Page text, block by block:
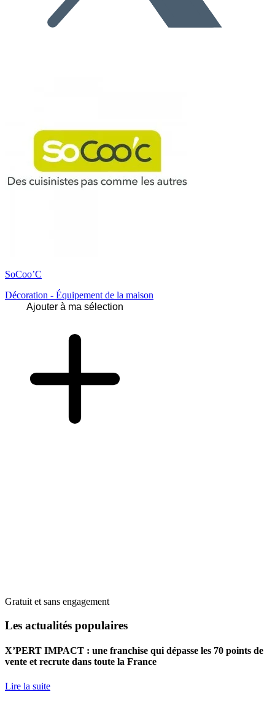
SoCoo’C
Décoration - Équipement de la maison
Ajouter à ma sélection
Gratuit et sans engagement
Les actualités populaires
X’PERT IMPACT : une franchise qui dépasse les 70 points de
vente et recrute dans toute la France
Lire la suite